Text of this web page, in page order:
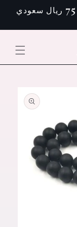
الى
الشحنة مجانا بقيمة الطلبية اكثر من 75 ريال سعودي
معلومات
المنتج